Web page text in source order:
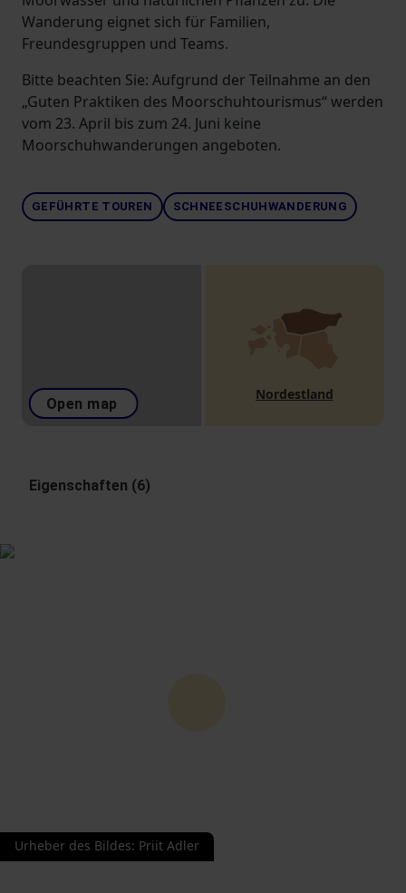
Wanderung eignet sich für Familien,
Freundesgruppen und Teams.
Bitte beachten Sie: Aufgrund der Teilnahme an den
„Guten Praktiken des Moorschuhtourismus“ werden
vom 23. April bis zum 24. Juni keine
Moorschuhwanderungen angeboten.
GEFÜHRTE TOUREN SCHNEESCHUHWANDERUNG
Open map
Nordestland
Eigenschaften (6)
Urheber des Bildes: Priit Adler